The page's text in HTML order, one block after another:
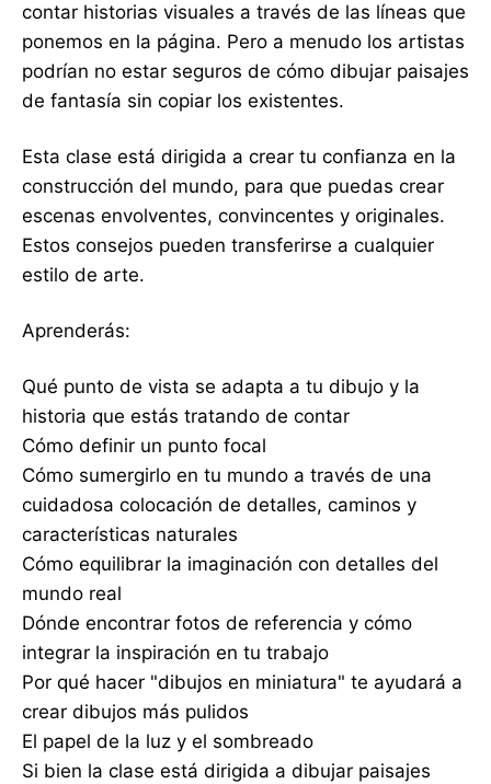
contar historias visuales a través de las líneas que
ponemos en la página. Pero a menudo los artistas
podrían no estar seguros de cómo dibujar paisajes
de fantasía sin copiar los existentes.
Esta clase está dirigida a crear tu confianza en la
construcción del mundo, para que puedas crear
escenas envolventes, convincentes y originales.
Estos consejos pueden transferirse a cualquier
estilo de arte.
Aprenderás:
Qué punto de vista se adapta a tu dibujo y la
historia que estás tratando de contar
Cómo definir un punto focal
Cómo sumergirlo en tu mundo a través de una
cuidadosa colocación de detalles, caminos y
características naturales
Cómo equilibrar la imaginación con detalles del
mundo real
Dónde encontrar fotos de referencia y cómo
integrar la inspiración en tu trabajo
Por qué hacer "dibujos en miniatura" te ayudará a
crear dibujos más pulidos
El papel de la luz y el sombreado
Si bien la clase está dirigida a dibujar paisajes